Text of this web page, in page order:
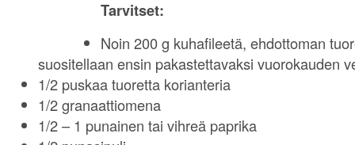
Tarvitset:
Noin 200 g kuhafileetä, ehdottoman
suositellaan ensin pakastettavaksi vuorokauden
1/2 puskaa tuoretta korianteria
1/2 granaattiomena
1/2 – 1 punainen tai vihreä paprika